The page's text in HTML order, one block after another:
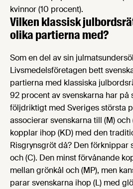
kvinnor (10 procent).
Vilken klassisk
olika partierna med?
Som en del av sin
Livsmedelsföretagen bett
partierna med klassiska
92 procent av svenskarna har
följdriktigt med Sveriges största
associerar svenskarna till (M) och
kopplar ihop (KD) med den
Risgrynsgröt då? Den förknippar
och (C). Den minst förvånande
mellan grönkål och (MP), men
parar svenskarna ihop (L) med